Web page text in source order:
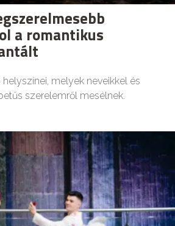
a romantikus
melyek neveikkel és
szerelemről mesélnek.